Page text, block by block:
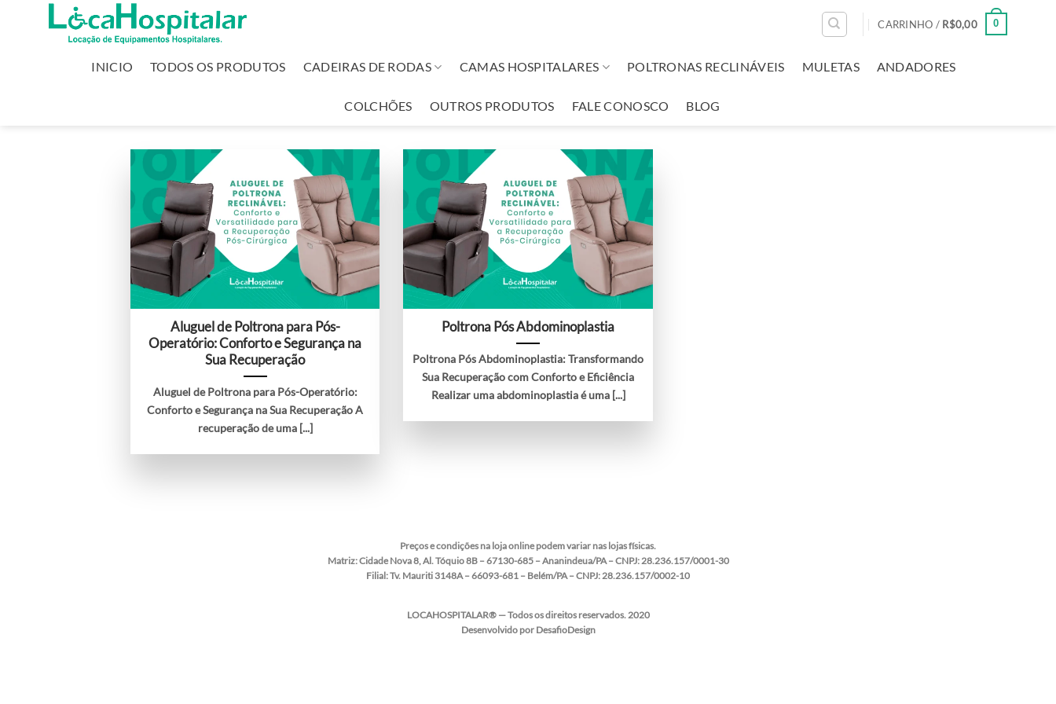
CARRINHO / R$0,00 0
INICIO TODOS OS PRODUTOS CADEIRAS DE RODAS CAMAS HOSPITALARES POLTRONAS RECLINÁVEIS MULETAS ANDADORES
COLCHÕES OUTROS PRODUTOS FALE CONOSCO BLOG
Aluguel de Poltrona para Pós-
Operatório: Conforto e Segurança na
Sua Recuperação
Aluguel de Poltrona para Pós-Operatório:
Conforto e Segurança na Sua Recuperação A
recuperação de uma [...]
Poltrona Pós Abdominoplastia
Poltrona Pós Abdominoplastia: Transformando
Sua Recuperação com Conforto e Eficiência
Realizar uma abdominoplastia é uma [...]
Preços e condições na loja online podem variar nas lojas físicas.
Matriz:Cidade Nova 8, Al. Tóquio 8B – 67130-685 – Ananindeua/PA – CNPJ: 28.236.157/0001-30
Filial:Tv. Mauriti 3148A – 66093-681 – Belém/PA – CNPJ: 28.236.157/0002-10
LOCAHOSPITALAR® — Todos os direitos reservados. 2020
Desenvolvido por DesafioDesign